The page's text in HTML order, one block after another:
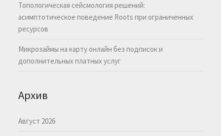
Топологическая сейсмология решений:
асимптотическое поведение Roots при ограниченных
ресурсов
Микрозаймы на карту онлайн без подписок и
дополнительных платных услуг
Архив
Август 2026